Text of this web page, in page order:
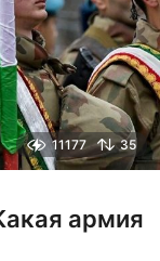
11177 35
армия